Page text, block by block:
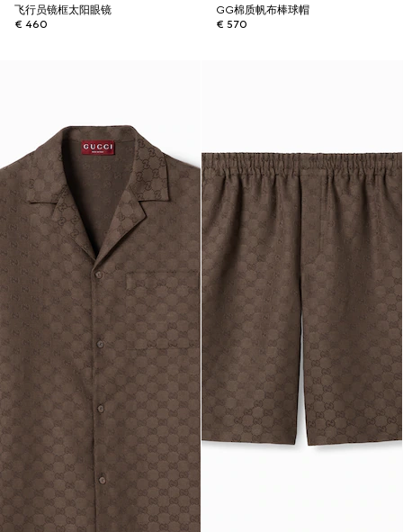
飞行员镜框太阳眼镜
€ 460
GG棉质帆布棒球帽
€ 570